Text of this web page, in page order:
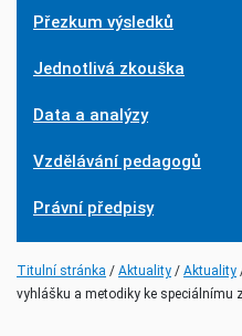
Přezkum výsledků
Jednotlivá zkouška
Data a analýzy
Vzdělávání pedagogů
Právní předpisy
Titulní stránka Aktuality(current)
Aktuality
vyhlášku a metodiky ke speciálnímu